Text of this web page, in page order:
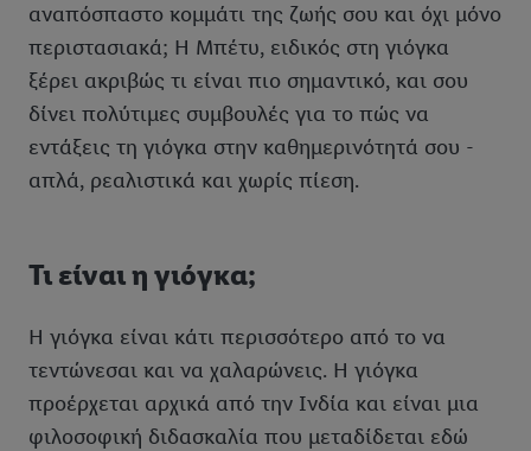
αναπόσπαστο κομμάτι της ζωής σου και όχι μόνο
περιστασιακά; Η Μπέτυ, ειδικός στη γιόγκα
ξέρει ακριβώς τι είναι πιο σημαντικό, και σου
δίνει πολύτιμες συμβουλές για το πώς να
εντάξεις τη γιόγκα στην καθημερινότητά σου -
απλά, ρεαλιστικά και χωρίς πίεση.
Τι είναι η γιόγκα;
Η γιόγκα είναι κάτι περισσότερο από το να
τεντώνεσαι και να χαλαρώνεις. Η γιόγκα
προέρχεται αρχικά από την Ινδία και είναι μια
φιλοσοφική διδασκαλία που μεταδίδεται εδώ